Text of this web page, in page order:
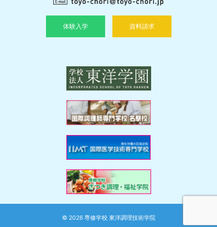
体験入学 資料請求
© 2026 専修学校 東洋調理技術学院